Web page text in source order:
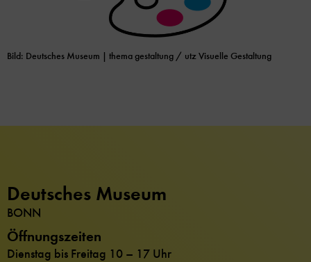
Bild: Deutsches Museum | thema gestaltung / utz Visuelle Gestaltung
Deutsches Museum
BONN
Öffnungszeiten
Dienstag bis Freitag 10 – 17 Uhr